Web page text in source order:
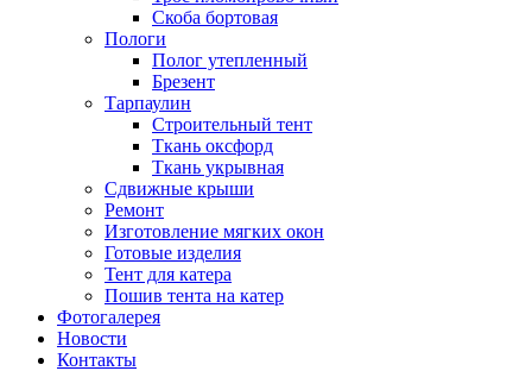
Скоба бортовая
Пологи
Полог утепленный
Брезент
Тарпаулин
Строительный тент
Ткань оксфорд
Ткань укрывная
Сдвижные крыши
Ремонт
Изготовление мягких окон
Готовые изделия
Тент для катера
Пошив тента на катер
Фотогалерея
Новости
Контакты